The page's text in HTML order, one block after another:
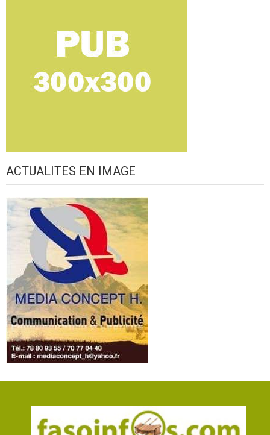
ACTUALITES EN IMAGE